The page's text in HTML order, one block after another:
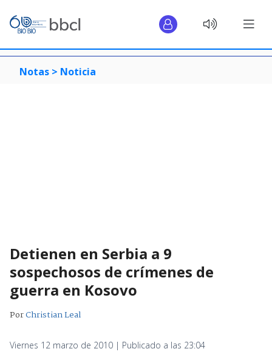
Notas > Noticia
Detienen en Serbia a 9
sospechosos de crímenes de
guerra en Kosovo
PorChristian Leal
Viernes 12 marzo de 2010 | Publicado a las 23:04